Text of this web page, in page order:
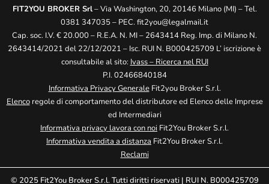
FIT2YOU BROKER Srl– Via Washington, 20, 20146 Milano (MI) – Tel.
0381 347035 – PEC. fit2you@legalmail.it
Cap. soc. I.V. € 20.000 – R.E.A. N. MI – 2643414 Reg. Imp. di Milano N.
2643414/2021 del 22/12/2021 – Isc. RUI N. B000425709 L’ iscrizione è
consultabile al sito: Ivass – Ricerca nel RUI
P.I. 02466840184
Informativa Privacy GeneraleFit2you Broker S.r.l.
Elencoregole di comportamento del distributore ed Elenco delle Imprese
ed Intermediari
Informativa privacy lavora con noi Fit2You Broker S.r.l.
Informativa vendita a distanza Fit2You Broker S.r.l.
Reclami
© 2025 Fit2You Broker S.r.l. Tutti diritti riservati | RUI N. B000425709